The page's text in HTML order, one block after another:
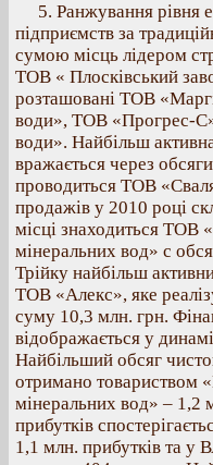
5. Ранжування рівня
підприємств за
сумою місць лідером
ТОВ « Плосківський
розташовані ТОВ
води», ТОВ «Прогрес-
води». Найбільш
вражається через
проводиться ТОВ
продажів у 2010 році
місці знаходиться ТОВ
мінеральних вод» с
Трійку найбільш
ТОВ «Алекс», яке
суму 10,3 млн. грн.
відображається у
Найбільший обсяг
отримано товариством
мінеральних вод» – 1,2
прибутків
1,1 млн. прибутків та у